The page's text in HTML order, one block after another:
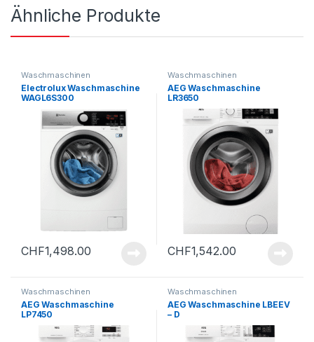
Ähnliche Produkte
Waschmaschinen
Electrolux Waschmaschine
WAGL6S300
CHF1,498.00
Waschmaschinen
AEG Waschmaschine
LR3650
CHF1,542.00
Waschmaschinen
AEG Waschmaschine
LP7450
Waschmaschinen
AEG Waschmaschine LBEEV
– D